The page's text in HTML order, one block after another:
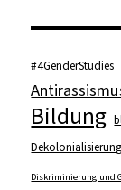
#4GenderStudies
Bildung
Dekolonialisierung
Diskriminierung und